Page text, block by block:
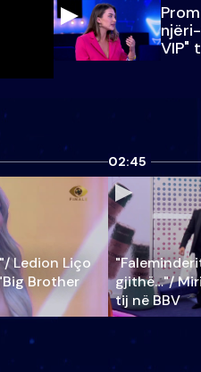
VIP"
Ledion Liço
Brother
02:45
gjithë…"/
tij në BBV